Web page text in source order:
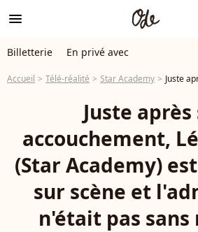
menu
Billetterie En privé avec
Accueil Télé-réalité Star Academy Juste après son
Juste après
accouchement,
(Star Academy)
sur scène et
n'était pas sans